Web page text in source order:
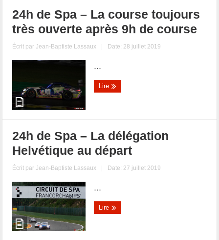
24h de Spa – La course toujours
très ouverte après 9h de course
Écrit parJean-Baptiste Lassaux | Date: 28 juillet 2019
...
Lire
24h de Spa – La délégation
Helvétique au départ
Écrit parJean-Baptiste Lassaux | Date: 27 juillet 2019
...
Lire